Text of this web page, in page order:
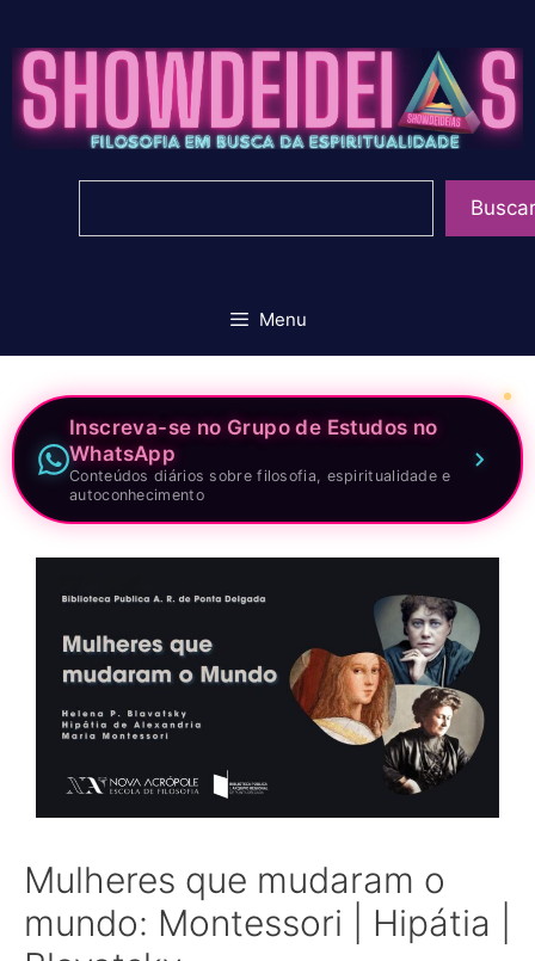
para
conteúdo
Buscar
Menu
Inscreva-se no Grupo de Estudos no
WhatsApp
Conteúdos diários sobre filosofia, espiritualidade e
autoconhecimento
Mulheres que mudaram o
mundo: Montessori | Hipátia |